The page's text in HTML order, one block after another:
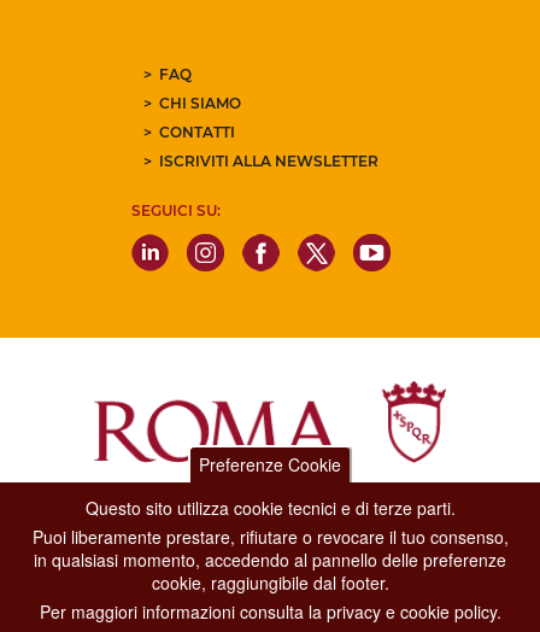
FAQ
CHI SIAMO
CONTATTI
ISCRIVITI ALLA NEWSLETTER
SEGUICI SU:
Dipartimento Grandi Eventi, Sport, Turismo e Moda.
Via di San Basilio, 51
00187 Roma
Preferenze Cookie
Questo sito utilizza cookie tecnici e di terze parti.
Puoi liberamente prestare, rifiutare o revocare il tuo consenso,
in qualsiasi momento, accedendo al pannello delle preferenze
cookie, raggiungibile dal footer.
Per maggiori informazioni consulta la privacy e cookie policy.